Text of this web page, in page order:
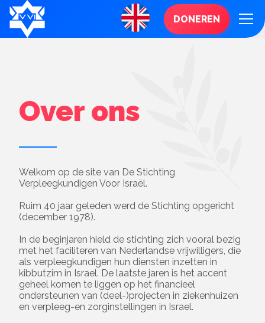
DONEREN
Over ons
Welkom op de site van De Stichting
Verpleegkundigen Voor Israël.
Ruim 40 jaar geleden werd de Stichting opgericht
(december 1978).
In de beginjaren hield de stichting zich vooral bezig
met het faciliteren van Nederlandse vrijwilligers, die
als verpleegkundigen hun diensten inzetten in
kibbutzim in Israel. De laatste jaren is het accent
geheel komen te liggen op het financieel
ondersteunen van (deel-)projecten in ziekenhuizen
en verpleeg-en zorginstellingen in Israel.